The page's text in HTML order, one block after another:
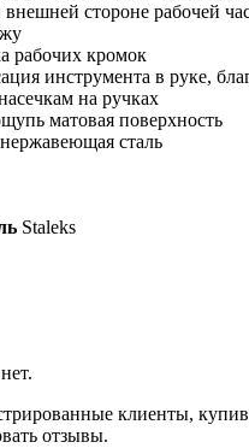
стороне рабочей
рабочих кромок
инструмента в руке,
на ручках
матовая поверхность
сталь
Staleks
клиенты,
отзывы.